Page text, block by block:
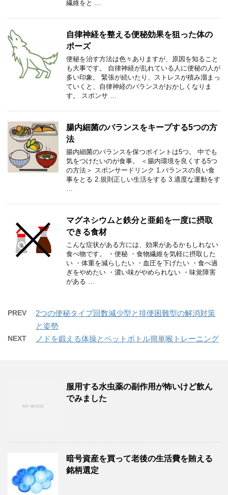
繊維をと …
自律神経を整える便秘効果を狙った体の
ポーズ
便秘を治す方法は色々ありますが、原因を知ること
も大事です。 自律神経が乱れている人に便秘の人が
多い印象。 緊張が続いたり、ストレスが積み溜まっ
ていくと、自律神経のバランスがおかしくなりま
す。 スポンサ …
腸内細菌のバランスをキープする5つの方
法
腸内細菌のバランスを保つポイントは5つ。 中でも
気をつけたいのが食事。 ＜腸内環境を良くする5つ
の方法＞ スポンサードリンク 1.バランスの良い食
事をとる 2.規則正しい生活をする 3.適度な運動をす
マグネシウムと鉄分と亜鉛を一度に摂取
できる食材
こんな症状がある方には、効果があるかもしれない
食べ物です。 ・便秘 ・食物繊維を気軽に摂取した
い ・体重を減らしたい ・血圧を下げたい ・食べ過
ぎをやめたい ・濃い味がやめられない ・味覚障害
がある …
PREV
2つの便秘タイプ回数減少型と排便困難型の解消対策
と姿勢
NEXT ノドを鍛える体操とペットボトル簡単喉トレーニング
服用する水虫薬の副作用が怖いけど飲ん
でみました
暗号資産を買って老後の生活費を賄える
銘柄選定